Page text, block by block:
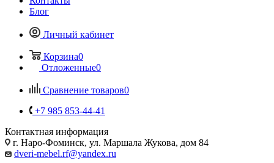
Блог
Личный кабинет
Корзина0
Отложенные0
Сравнение товаров0
+7 985 853-44-41
Контактная информация
г. Наро-Фоминск, ул. Маршала Жукова, дом 84
dveri-mebel.rf@yandex.ru